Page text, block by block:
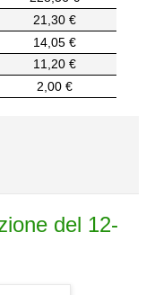
21,30 €
14,05 €
11,20 €
2,00 €
del 12-